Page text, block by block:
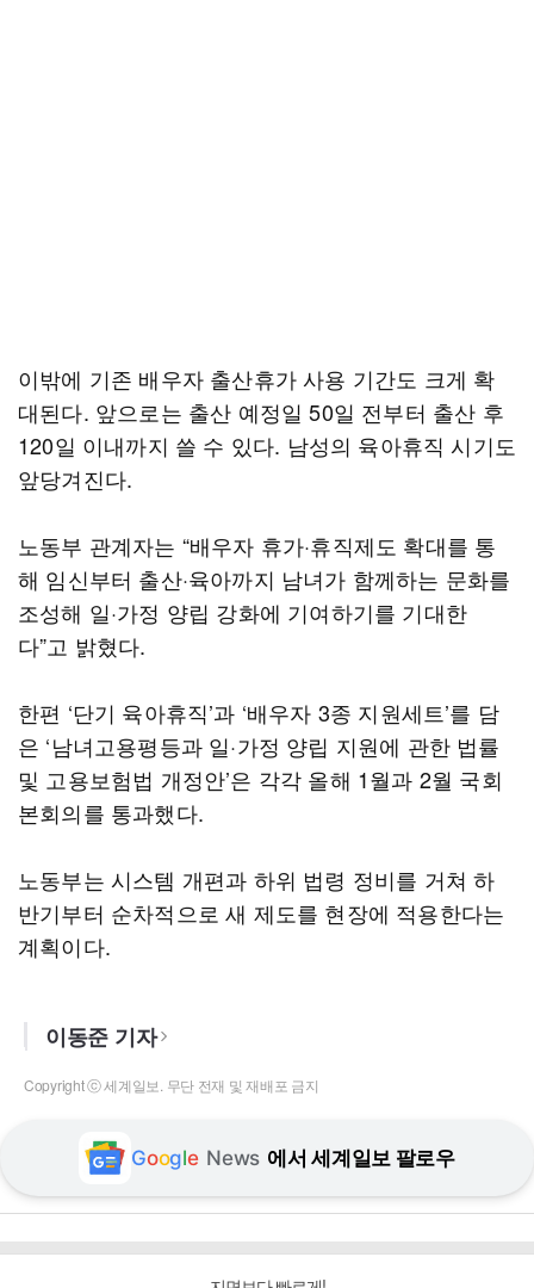
이밖에 기존 배우자 출산휴가 사용 기간도 크게 확
대된다. 앞으로는 출산 예정일 50일 전부터 출산 후
120일 이내까지 쓸 수 있다. 남성의 육아휴직 시기도
앞당겨진다.
노동부 관계자는 “배우자 휴가·휴직제도 확대를 통
해 임신부터 출산·육아까지 남녀가 함께하는 문화를
조성해 일·가정 양립 강화에 기여하기를 기대한
다”고 밝혔다.
한편 ‘단기 육아휴직’과 ‘배우자 3종 지원세트’를 담
은 ‘남녀고용평등과 일·가정 양립 지원에 관한 법률
및 고용보험법 개정안’은 각각 올해 1월과 2월 국회
본회의를 통과했다.
노동부는 시스템 개편과 하위 법령 정비를 거쳐 하
반기부터 순차적으로 새 제도를 현장에 적용한다는
계획이다.
이동준 기자
Copyright ⓒ 세계일보. 무단 전재 및 재배포 금지
Google News 에서 세계일보 팔로우